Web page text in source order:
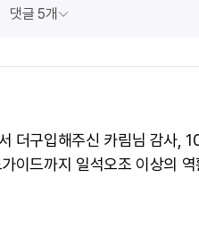
댓글 5개
더구입해주신 카림님 감사,
이드까지 일석오조 이상의